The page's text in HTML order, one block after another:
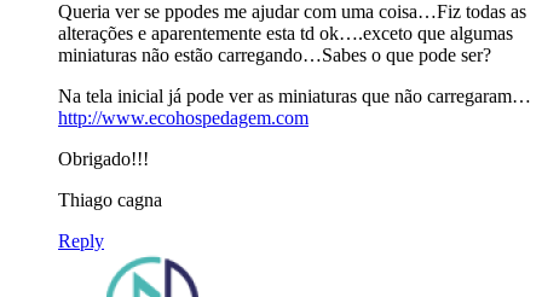
Queria ver se ppodes me ajudar com uma coisa…Fiz todas as
alterações e aparentemente esta td ok….exceto que algumas
miniaturas não estão carregando…Sabes o que pode ser?
Na tela inicial já pode ver as miniaturas que não carregaram…
http://www.ecohospedagem.com
Obrigado!!!
Thiago cagna
Reply